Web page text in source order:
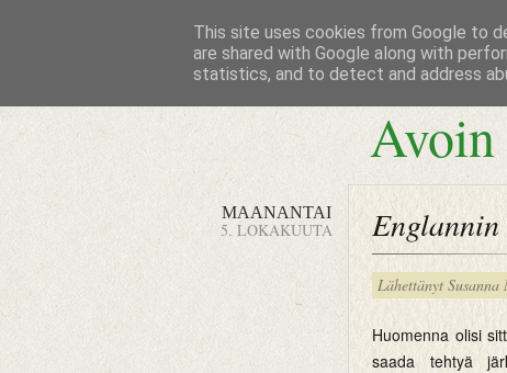
MAANANTAI
5. LOKAKUUTA Englannin
Lähettänyt Susanna
Huomenna olisi
saada tehtyä
This site uses cookies from Google to
are shared with Google along with
statistics, and to detect and address